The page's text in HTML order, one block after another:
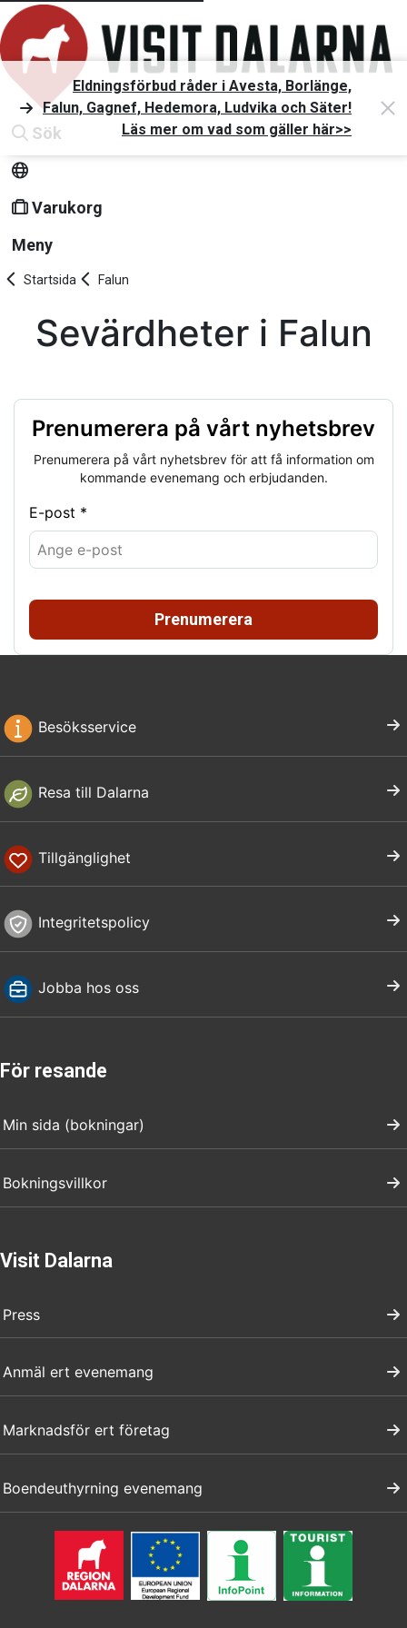
Sök
Varukorg
Meny
Eldningsförbud råder i Avesta, Borlänge,
Falun, Gagnef, Hedemora, Ludvika och Säter!
Läs mer om vad som gäller här>>
Startsida Falun
Sevärdheter i Falun
Prenumerera på vårt nyhetsbrev
Prenumerera på vårt nyhetsbrev för att få information om
kommande evenemang och erbjudanden.
E-post *
Prenumerera
Besöksservice
Resa till Dalarna
Tillgänglighet
Integritetspolicy
Jobba hos oss
För resande
Min sida (bokningar)
Bokningsvillkor
Visit Dalarna
Press
Anmäl ert evenemang
Marknadsför ert företag
Boendeuthyrning evenemang